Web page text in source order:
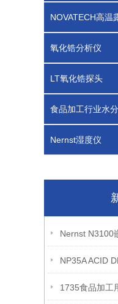
NOVATECH高温
氧化锆分析仪
LT氧化锆探头
食品加工行业水
Nernst湿度仪
NP35A ACID
1735食品加工